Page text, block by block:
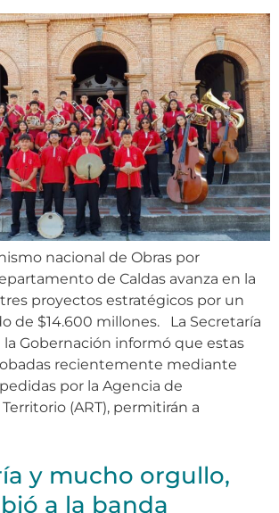
nacional de Obras por
de Caldas avanza en la
proyectos estratégicos por un
de $14.600 millones. La Secretaría
Gobernación informó que estas
recientemente mediante
por la Agencia de
(ART), permitirán a
y mucho orgullo,
a la banda